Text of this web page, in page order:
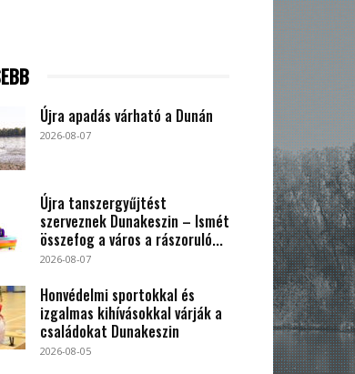
Újra apadás várható a Dunán
2026-08-07
Újra tanszergyűjtést
szerveznek Dunakeszin – Ismét
összefog a város a rászoruló...
2026-08-07
Honvédelmi sportokkal és
izgalmas kihívásokkal várják a
családokat Dunakeszin
2026-08-05